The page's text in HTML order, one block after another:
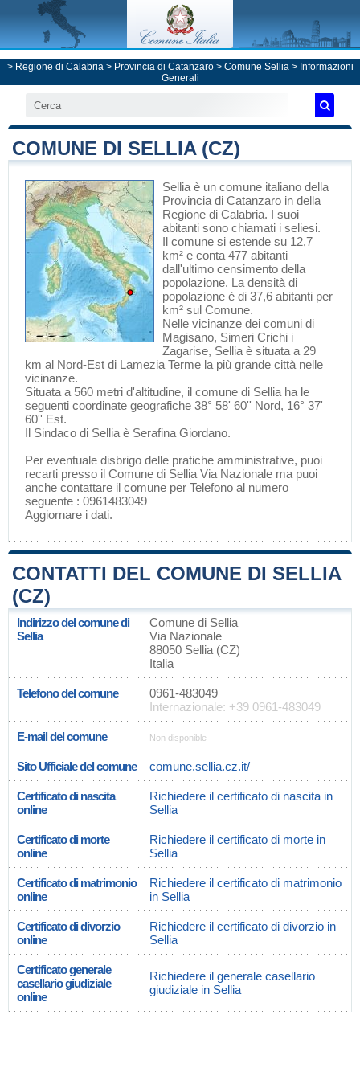
> Regione di Calabria> Provincia di Catanzaro> Comune Sellia> Informazioni
Generali
COMUNE DI SELLIA (CZ)
Sellia è un comune italiano della
Provincia di Catanzaro in della
Regione di Calabria. I suoi
abitanti sono chiamati i seliesi.
Il comune si estende su 12,7
km² e conta 477 abitanti
dall'ultimo censimento della
popolazione. La densità di
popolazione è di 37,6 abitanti per
km² sul Comune.
Nelle vicinanze dei comuni di
Magisano, Simeri Crichi i
Zagarise, Sellia è situata a 29
km al Nord-Est di Lamezia Terme la più grande città nelle
vicinanze.
Situata a 560 metri d'altitudine, il comune di Sellia ha le
seguenti coordinate geografiche 38° 58' 60'' Nord, 16° 37'
60'' Est.
Il Sindaco di Sellia è Serafina Giordano.
Per eventuale disbrigo delle pratiche amministrative, puoi
recarti presso il Comune di Sellia Via Nazionale ma puoi
anche contattare il comune per Telefono al numero
seguente : 0961483049
Aggiornare i dati.
CONTATTI DEL COMUNE DI SELLIA
(CZ)
Indirizzo del comune di
Sellia
Comune di Sellia
Via Nazionale
88050 Sellia (CZ)
Italia
Telefono del comune
0961-483049
Internazionale: +39 0961-483049
E-mail del comune Non disponible
Sito Ufficiale del comune comune.sellia.cz.it/
Certificato di nascita
online
Richiedere il certificato di nascita in
Sellia
Certificato di morte
online
Richiedere il certificato di morte in
Sellia
Certificato di matrimonio
online
Richiedere il certificato di matrimonio
in Sellia
Certificato di divorzio
online
Richiedere il certificato di divorzio in
Sellia
Certificato generale
casellario giudiziale
online
Richiedere il generale casellario
giudiziale in Sellia